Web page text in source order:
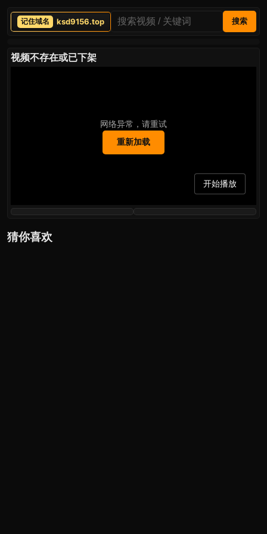
ksd9156.top 搜索
视频不存在或已下架
网络异常，请重试
重新加载
开始播放
猜你喜欢